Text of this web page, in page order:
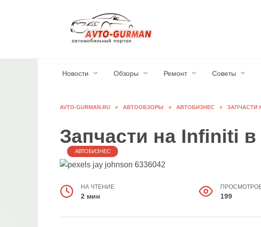
Новости Обзоры Ремонт Советы
AVTO-GURMAN.RU » АВТООБЗОРЫ » АВТОБИЗНЕС » ЗАПЧАСТИ
Запчасти на Infiniti в
АВТОБИЗНЕС
НА ЧТЕНИЕ
2 мин 199